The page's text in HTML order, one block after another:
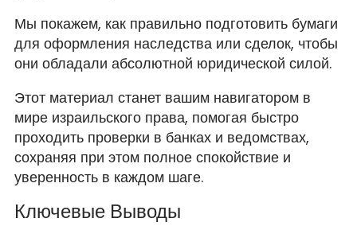
Мы покажем, как правильно подготовить бумаги
для оформления наследства или сделок, чтобы
они обладали абсолютной юридической силой.
Этот материал станет вашим навигатором в
мире израильского права, помогая быстро
проходить проверки в банках и ведомствах,
сохраняя при этом полное спокойствие и
уверенность в каждом шаге.
Ключевые Выводы